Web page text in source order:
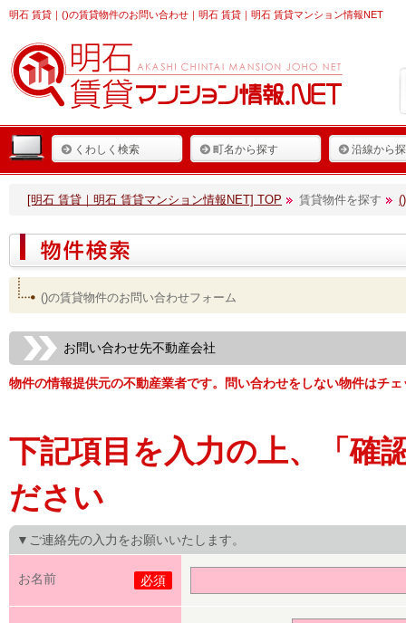
明石 賃貸 ｜()の賃貸物件のお問い合わせ｜明石 賃貸｜明石 賃貸マンション情報NET
くわしく検索 町名から探す 沿線から
[明石 賃貸｜明石 賃貸マンション情報NET] TOP 賃貸物件を探す
()の賃貸物件のお問い合わせフォーム
お問い合わせ先不動産会社
物件の情報提供元の不動産業者です。問い合わせをしない物件はチ
下記項目を入力の上、「確
ださい
▼ご連絡先の入力をお願いいたします。
お名前 必須